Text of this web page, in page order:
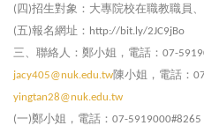
( 四)招生對象：大專院校在職教職員、
(五)報名網址： http://bit.ly/2JC9jBo
三、聯絡人：鄭小姐，電話： 07-
jacy405@nuk.edu.tw陳小姐，電話：
yingtan28@nuk.edu.tw
(一)鄭小姐，電話： 07-5919000#8265